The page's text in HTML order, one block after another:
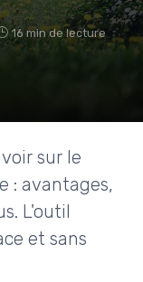
16 min de lecture
sur le
: avantages,
L'outil
et sans